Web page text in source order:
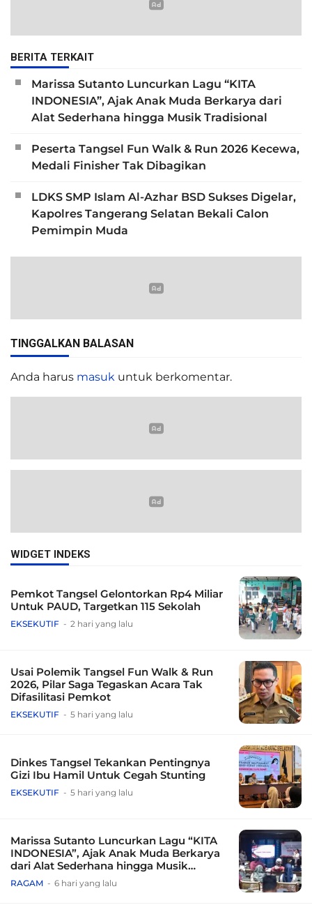
BERITA TERKAIT
Marissa Sutanto Luncurkan Lagu “KITA
INDONESIA”, Ajak Anak Muda Berkarya dari
Alat Sederhana hingga Musik Tradisional
Peserta Tangsel Fun Walk & Run 2026 Kecewa,
Medali Finisher Tak Dibagikan
LDKS SMP Islam Al-Azhar BSD Sukses Digelar,
Kapolres Tangerang Selatan Bekali Calon
Pemimpin Muda
TINGGALKAN BALASAN
Anda harus masuk untuk berkomentar.
WIDGET INDEKS
Pemkot Tangsel Gelontorkan Rp4 Miliar
Untuk PAUD, Targetkan 115 Sekolah
EKSEKUTIF 2 hari yang lalu
Usai Polemik Tangsel Fun Walk & Run
2026, Pilar Saga Tegaskan Acara Tak
Difasilitasi Pemkot
EKSEKUTIF 5 hari yang lalu
Dinkes Tangsel Tekankan Pentingnya
Gizi Ibu Hamil Untuk Cegah Stunting
EKSEKUTIF 5 hari yang lalu
Marissa Sutanto Luncurkan Lagu “KITA
INDONESIA”, Ajak Anak Muda Berkarya
dari Alat Sederhana hingga Musik
Tradisional
RAGAM 6 hari yang lalu